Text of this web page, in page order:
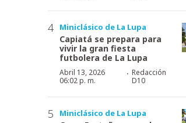
Miniclásico de La Lupa
Capiatá se prepara para
vivir la gran fiesta
futbolera de La Lupa
Abril 13, 2026
06:02 p. m.
·Redacción
D10
Miniclásico de La Lupa